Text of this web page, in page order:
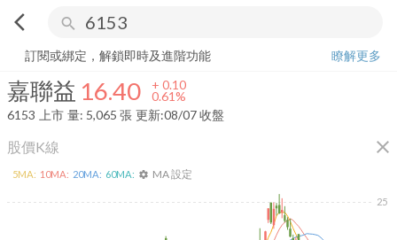
arrow_back_ios search
嘉聯益 16.40 + 0.61%
訂閱或綁定，解鎖即時及進階功能
瞭解更多
嘉聯益 16.40 + 0.10
0.61%
6153
上市 量: 5,065 張 更新:08/07 收盤
股價K線 close
25
5MA: 10MA: 20MA: 60MA: settings MA 設定